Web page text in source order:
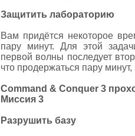
Защитить лабораторию
Вам придётся некоторое
пару минут. Для этой
первой волны последует
что продержаться пару минут,
Command & Conquer 3
Миссия 3
Разрушить базу